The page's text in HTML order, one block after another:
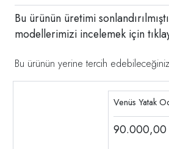
Bu ürünün üretimi
modellerimizi incelemek için
Bu ürünün yerine tercih
Venüs Yatak
90.000,00